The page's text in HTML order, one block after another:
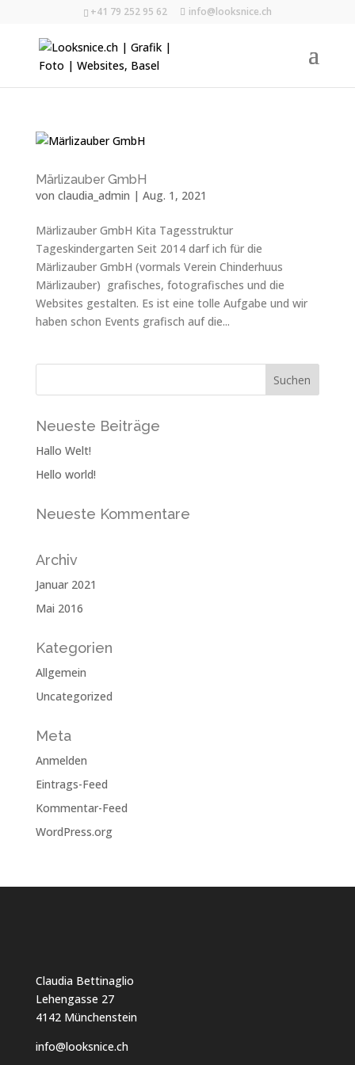
+41 79 252 95 62 info@looksnice.ch
Märlizauber GmbH
von claudia_admin | Aug. 1, 2021
Märlizauber GmbH Kita Tagesstruktur
Tageskindergarten Seit 2014 darf ich für die
Märlizauber GmbH (vormals Verein Chinderhuus
Märlizauber) grafisches, fotografisches und die
Websites gestalten. Es ist eine tolle Aufgabe und wir
haben schon Events grafisch auf die...
Neueste Beiträge
Hallo Welt!
Hello world!
Neueste Kommentare
Archiv
Januar 2021
Mai 2016
Kategorien
Allgemein
Uncategorized
Meta
Anmelden
Eintrags-Feed
Kommentar-Feed
WordPress.org
Claudia Bettinaglio
Lehengasse 27
4142 Münchenstein
info@looksnice.ch